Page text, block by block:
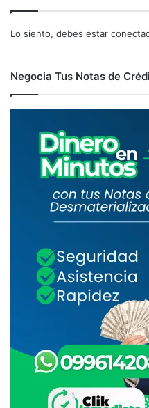
Lo siento, debes estar
Negocia Tus Notas de